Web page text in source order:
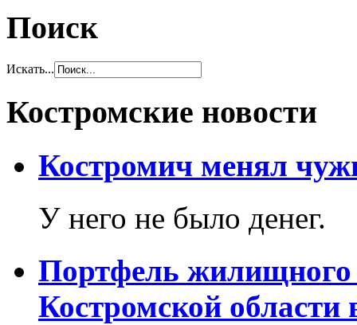
Поиск
Искать...
Костромские новости
Костромич менял
У него не было денег.
Портфель жилищного
Костромской